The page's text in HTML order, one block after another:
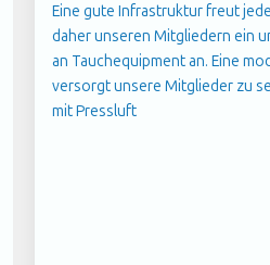
Eine gute Infrastruktur freut
daher unseren Mitgliedern ein
an Tauchequipment an. Eine
versorgt unsere Mitglieder zu
mit Pressluft